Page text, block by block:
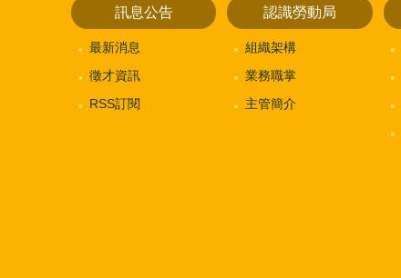
訊息公告
最新消息
徵才資訊
RSS訂閱
認識勞動局
組織架構
業務職掌
主管簡介